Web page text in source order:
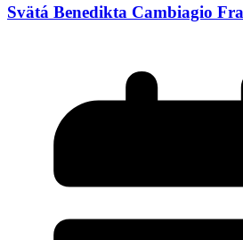
Svätá Benedikta Cambiagio